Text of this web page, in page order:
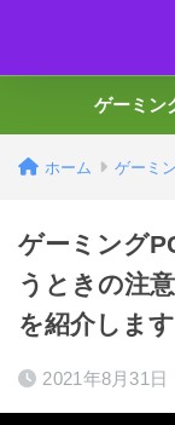
ゲーミン
ホーム ゲーミ
ゲーミング
うときの注
を紹介します
2021年8月31日